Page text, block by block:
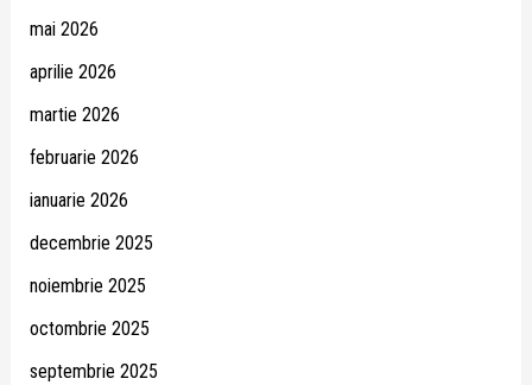
mai 2026
aprilie 2026
martie 2026
februarie 2026
ianuarie 2026
decembrie 2025
noiembrie 2025
octombrie 2025
septembrie 2025